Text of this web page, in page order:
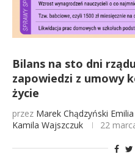
Bilans na sto dni
zapowiedzi z umowy
życie
przez Marek Chądzyński
Kamila Wajszczuk
22